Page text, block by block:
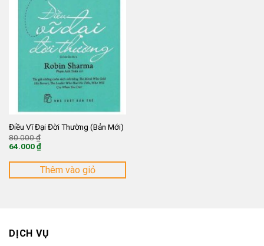
Điều Vĩ Đại Đời Thường (Bản Mới)
80.000₫
80.000 ₫.
64.000₫
hiện
là:
Thêm vào giỏ
DỊCH VỤ